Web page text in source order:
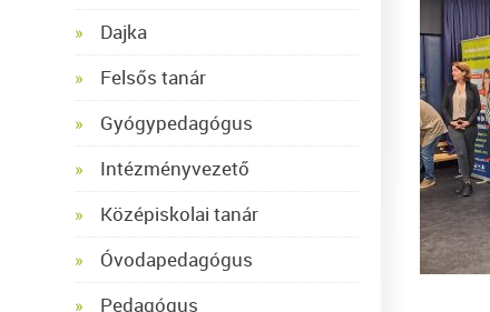
Dajka
Felsős tanár
Gyógypedagógus
Intézményvezető
Középiskolai tanár
Óvodapedagógus
Pedagógus